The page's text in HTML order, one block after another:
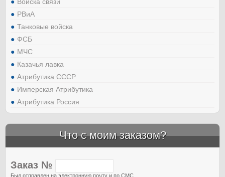
РВиА
Танковые войска
ФСБ
МЧС
Казачья лавка
Атрибутика СССР
Имперская Атрибутика
Атрибутика Россия
Что с моим заказом?
Заказ №
Был отправлен на электронную почту и по СМС